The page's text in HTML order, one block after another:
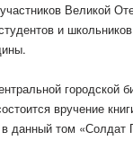
Великой
и
городской
вручение
данный том «Солдат